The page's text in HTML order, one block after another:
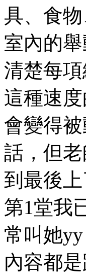
具、食
室內的
清楚每
這種速
會變得
話，但
到最後
第1堂我
常叫她
內容都